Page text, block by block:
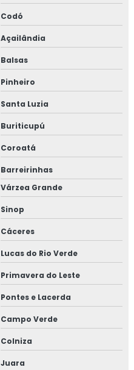
Codó
Açailândia
Balsas
Pinheiro
Santa Luzia
Buriticupú
Coroatá
Barreirinhas
Várzea Grande
Sinop
Cáceres
Lucas do Rio Verde
Primavera do Leste
Pontes e Lacerda
Campo Verde
Colniza
Juara